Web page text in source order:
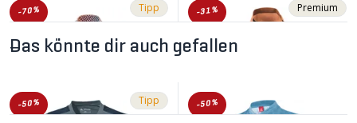
-70% Tipp -31% Premium
Das könnte dir auch gefallen
-50% Tipp -50%